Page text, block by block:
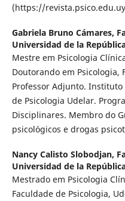
(https://
Gabriela Bruno Cámares,
Universidad de la
Mestre em Psicologia
Doutorando em Psicologia,
Professor Adjunto. Instituto
de Psicologia Udelar.
Disciplinares. Membro do
psicológicos e drogas
Nancy Calisto Slobodjan,
Universidad de la
Mestrado em Psicologia
Faculdade de Psicologia,